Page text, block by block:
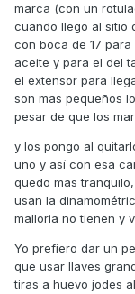
marca (con un
cuando llego al sitio
con boca de 17
aceite y para el del
el extensor para
son mas pequeños
pesar de que los
y los pongo al
uno y así con esa
quedo mas
usan la
malloria no tienen y
Yo prefiero dar un
que usar llaves
tiras a huevo jodes